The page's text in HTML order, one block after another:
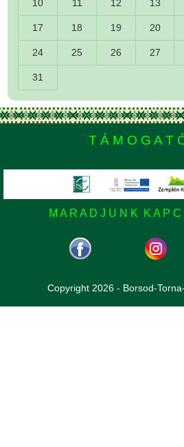
10 11 12 13
17 18 19 20
24 25 26 27
31
T Á M O G A T
M A R A D J U N K K A P C
Copyright 2026 - Borsod-